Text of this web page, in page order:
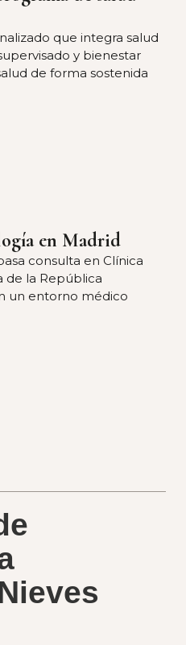
que integra salud
y bienestar
de forma sostenida
en Madrid
consulta en Clínica
de la República
un entorno médico